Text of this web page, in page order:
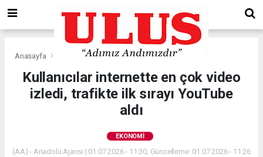
Anasayfa Ekonomi
Kullanıcılar internette en çok video
izledi, trafikte ilk sırayı YouTube
aldı
EKONOMI
(AA) - Anadolu Ajansı | 01.07.2026 - 11:30, Güncelleme: 01.07.2026 - 11:26